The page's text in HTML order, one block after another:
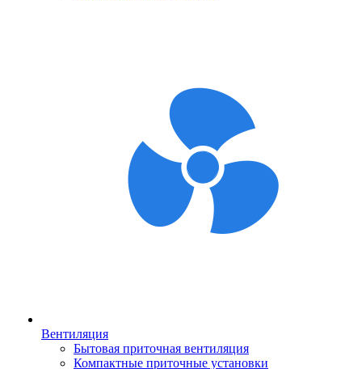
Вентиляция
Бытовая приточная вентиляция
Компактные приточные установки